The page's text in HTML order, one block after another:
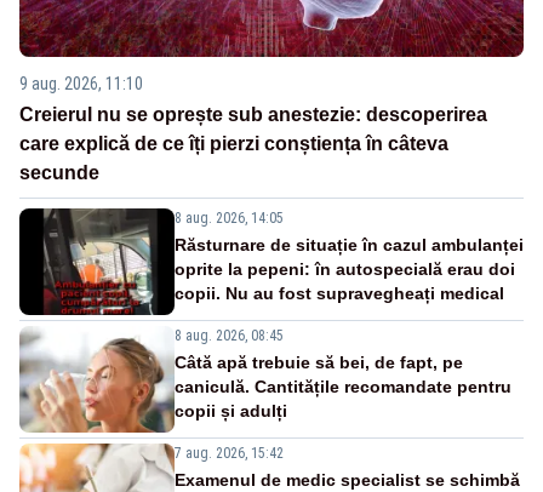
9 aug. 2026, 11:10
Creierul nu se oprește sub anestezie: descoperirea
care explică de ce îți pierzi conștiența în câteva
secunde
8 aug. 2026, 14:05
Răsturnare de situație în cazul ambulanței
oprite la pepeni: în autospecială erau doi
copii. Nu au fost supravegheați medical
8 aug. 2026, 08:45
Câtă apă trebuie să bei, de fapt, pe
caniculă. Cantitățile recomandate pentru
copii și adulți
7 aug. 2026, 15:42
Examenul de medic specialist se schimbă